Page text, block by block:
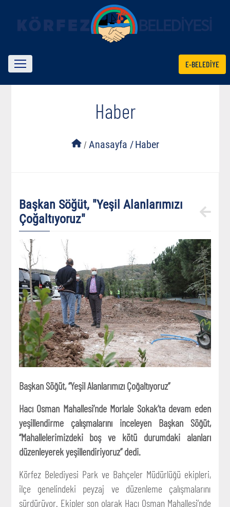
E-BELEDİYE
Haber
/ Anasayfa /Haber
Başkan Söğüt, "Yeşil Alanlarımızı
Çoğaltıyoruz"
Başkan Söğüt, “Yeşil Alanlarımızı Çoğaltıyoruz”
Hacı Osman Mahallesi’nde Morlale Sokak’ta devam eden
yeşillendirme çalışmalarını inceleyen Başkan Söğüt,
“Mahallelerimizdeki boş ve kötü durumdaki alanları
düzenleyerek yeşillendiriyoruz” dedi.
Körfez Belediyesi Park ve Bahçeler Müdürlüğü ekipleri,
ilçe genelindeki peyzaj ve düzenleme çalışmalarını
sürdürüyor. Ekipler son olarak Hacı Osman Mahallesi’nde